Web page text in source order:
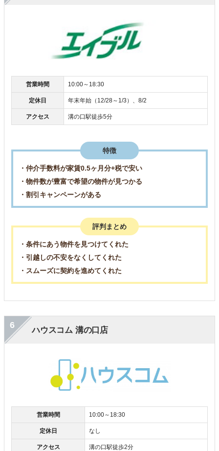
営業時間 10:00～18:30
定休日 年末年始（12/28～1/3）、8/2
アクセス 溝の口駅徒歩5分
特徴
・仲介手数料が家賃0.5ヶ月分+税で安い
・物件数が豊富で希望の物件が見つかる
・割引キャンペーンがある
評判まとめ
・条件にあう物件を見つけてくれた
・引越しの不安をなくしてくれた
・スムーズに契約を進めてくれた
ハウスコム 溝の口店
6
営業時間 10:00～18:30
定休日 なし
アクセス 溝の口駅徒歩2分